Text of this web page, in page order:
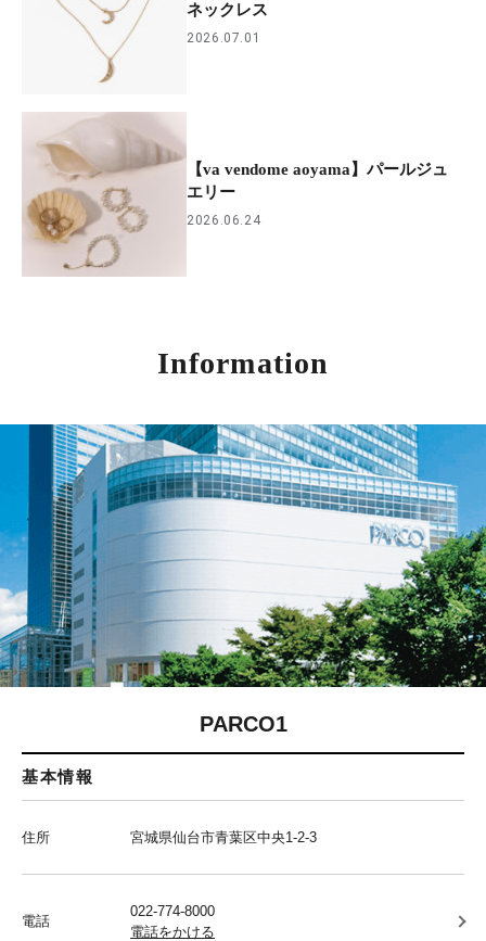
ネックレス
2026.07.01
【va vendome aoyama】パールジュ
エリー
2026.06.24
Information
PARCO1
基本情報
住所 宮城県仙台市青葉区中央1-2-3
電話
022-774-8000
電話をかける